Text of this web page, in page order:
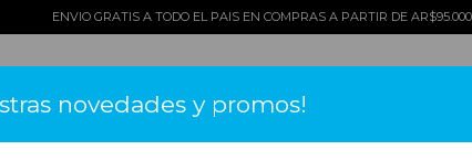
ENVIO GRATIS A TODO EL PAIS EN COMPRAS A PARTIR DE
novedades y promos!